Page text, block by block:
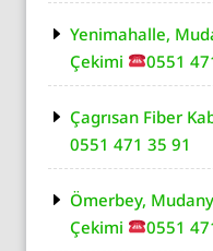
Yenimahalle,
Çekimi
0551
Çagrısan Fiber
0551 471 35 91
Ömerbey,
Çekimi
0551